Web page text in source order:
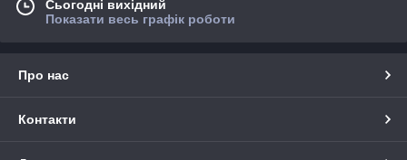
Сьогодні вихідний
Показати весь графік роботи
Про нас
Контакти